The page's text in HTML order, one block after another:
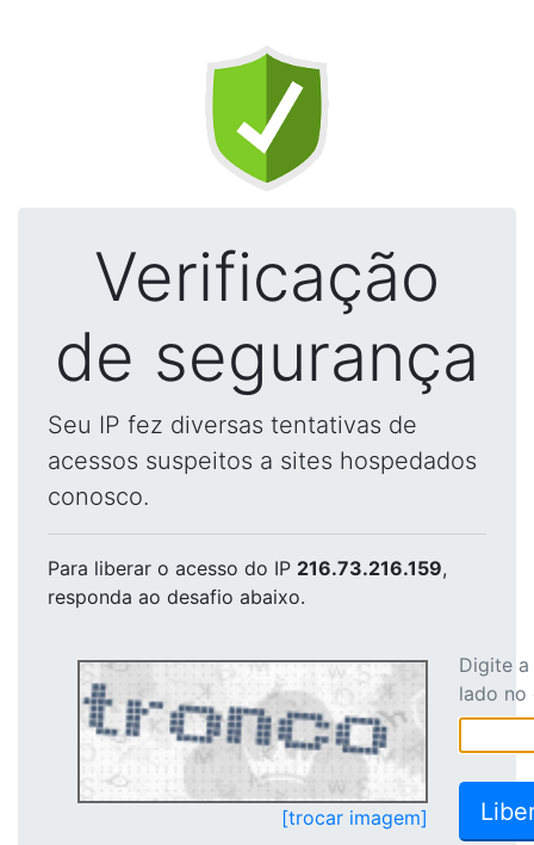
Verificação
de segurança
Seu IP fez diversas tentativas de
acessos suspeitos a sites hospedados
conosco.
Para liberar o acesso do IP 216.73.216.159,
responda ao desafio abaixo.
[trocar imagem]
Digite
lado no